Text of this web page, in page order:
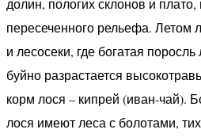
долин, пологих склонов и плато,
пересеченного рельефа. Летом
и лесосеки, где богатая
буйно разрастается
корм лося – кипрей (иван-чай).
лося имеют леса с болотами,